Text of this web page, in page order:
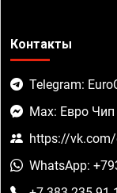
Контакты
Telegram:
Max: Евро
https://vk.com/
WhatsApp: